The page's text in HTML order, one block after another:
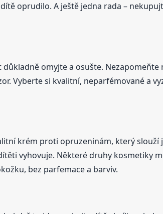
oprudilo. A ještě jedna rada –
omyjte a osušte.
Vyberte si kvalitní, neparfémované a
krém proti opruzeninám, který
vyhovuje. Některé druhy kosmetiky
bez parfemace a barviv.